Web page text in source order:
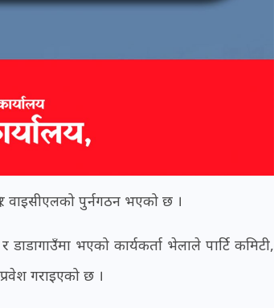
र वाइसीएलको पुर्नगठन भएको छ ।
भएको कार्यकर्ता भेलाले पार्टि कमिटी,
गराइएको छ ।